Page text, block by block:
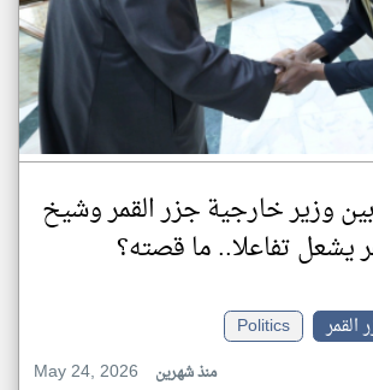
وزير خارجية جزر القمر وشيخ
يشعل تفاعلا.. ما قصته؟
القمر
Politics
May 24, 2026
منذ شهرين